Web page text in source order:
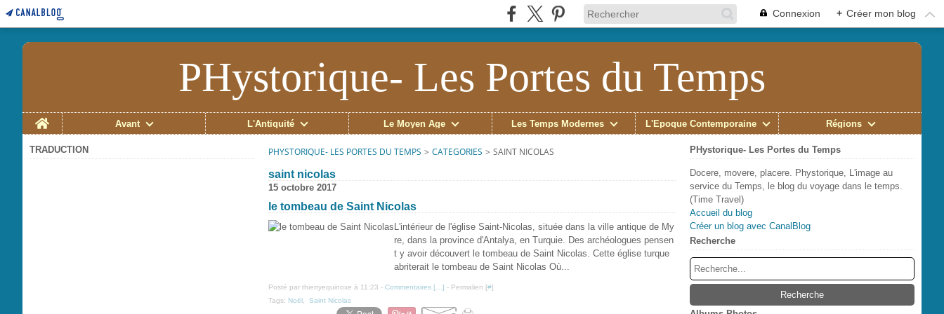
Connexion + Créer mon blog
PHystorique- Les Portes du Temps
Home
Avant L'Antiquité Le Moyen Âge Les Temps Modernes L'Époque Contemporaine Régions
TRADUCTION PHYSTORIQUE- LES PORTES DU TEMPS > CATEGORIES > SAINT NICOLAS
saint nicolas
15 octobre 2017
le tombeau de Saint Nicolas
L'intérieur de l'église Saint-Nicolas, située dans la ville antique de My
re, dans la province d'Antalya, en Turquie. Des archéologues pensen
t y avoir découvert le tombeau de Saint Nicolas. Cette église turque
abriterait le tombeau de Saint Nicolas Où...
Posté par thierryequinoxe à 11:23 - Commentaires [ ] - Permalien [#]
Tags: Noël Saint Nicolas
PHystorique- Les Portes du Temps
Docere, movere, placere. Phystorique, L'image au
service du Temps, le blog du voyage dans le temps.
(Time Travel)
Accueil du blog
Créer un blog avec CanalBlog
Recherche